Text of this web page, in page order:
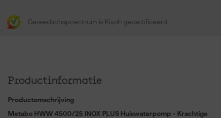
Gereedschapcentrum is Kiyoh gecertificeerd
Productinformatie
Productomschrijving
Metabo HWW 4500/25 INOX PLUS Huiswaterpomp - Krachtige